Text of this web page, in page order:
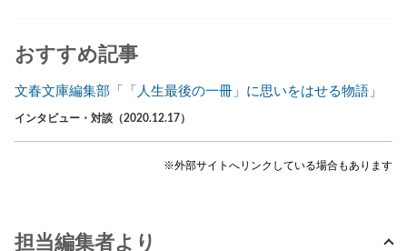
おすすめ記事
文春文庫編集部「「人生最後の一冊」に思いをはせる物語」
インタビュー・対談（2020.12.17）
※外部サイトへリンクしている場合もあります
担当編集者より